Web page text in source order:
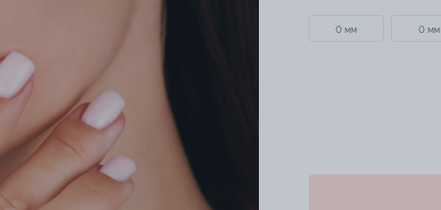
0 мм 0 мм